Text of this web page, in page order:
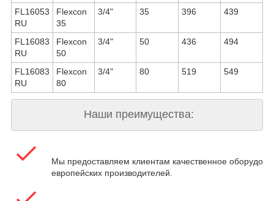
FL16053
RU
Flexcon
35
3/4" 35 396 439
FL16083
RU
Flexcon
50
3/4" 50 436 494
FL16083
RU
Flexcon
80
3/4" 80 519 549
Наши преимущества:
Мы предоставляем клиентам качественное
европейских производителей.